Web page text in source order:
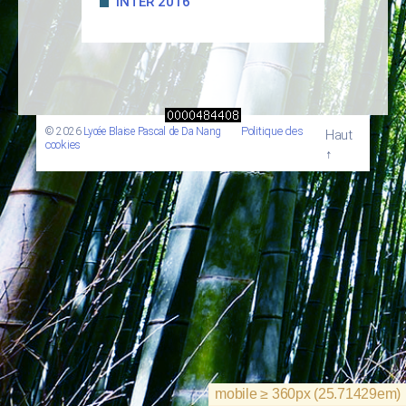
© 2026 Lycée Blaise Pascal de Da Nang
Politique des
cookies
Haut
↑